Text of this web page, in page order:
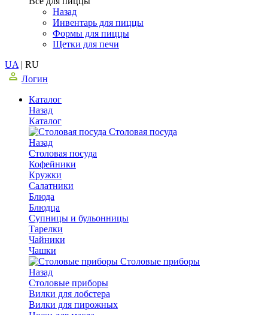
Назад
Инвентарь для пиццы
Формы для пиццы
Щетки для печи
UA | RU
Логин
Каталог
Назад
Каталог
Столовая посуда
Назад
Столовая посуда
Кофейники
Кружки
Салатники
Блюда
Блюдца
Супницы и бульонницы
Тарелки
Чайники
Чашки
Cтоловые приборы
Назад
Cтоловые приборы
Вилки для лобстера
Вилки для пирожных